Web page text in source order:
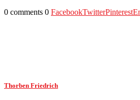
0 comments 0 FacebookTwitterPinterest
Thorben Friedrich